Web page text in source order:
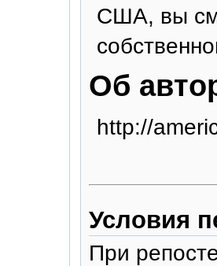
США, вы
Об
http://
Условия
При